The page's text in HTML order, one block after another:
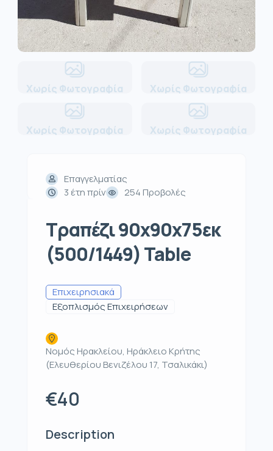
Χωρίς Φωτογραφία Χωρίς Φωτογραφία
Χωρίς Φωτογραφία Χωρίς Φωτογραφία
Επαγγελματίας
3 έτη πρίν
254 Προβολές
Τραπέζι 90x90x75εκ
(500/1449) Table
Επιχειρησιακά
Εξοπλισμός Επιχειρήσεων
Νομός Ηρακλείου, Ηράκλειο Κρήτης
(Ελευθερίου Βενιζέλου 17, Τσαλικάκι)
€40
Description